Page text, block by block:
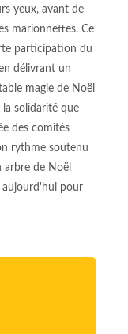
yeux, avant de
marionnettes. Ce
participation du
délivrant un
magie de Noël
la solidarité que
des comités
rythme soutenu
de Noël
aujourd'hui pour